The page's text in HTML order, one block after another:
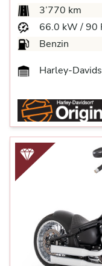
3’770 km
66.0 kW / 90
Benzin
Harley-